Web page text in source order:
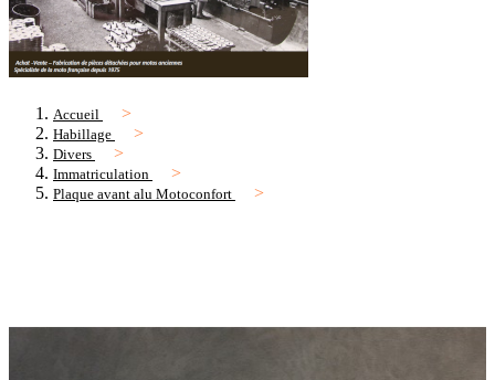
Accueil
Habillage
Divers
Immatriculation
Plaque avant alu Motoconfort